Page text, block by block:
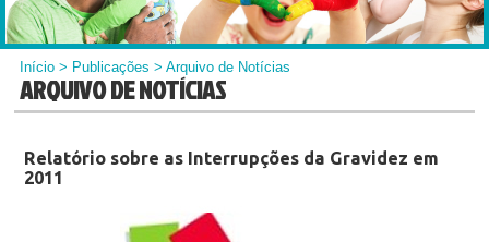
Início > Publicações > Arquivo de Notícias
ARQUIVO DE NOTÍCIAS
Relatório sobre as Interrupções da Gravidez em
2011